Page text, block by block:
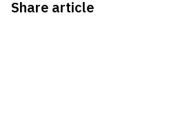
Share article